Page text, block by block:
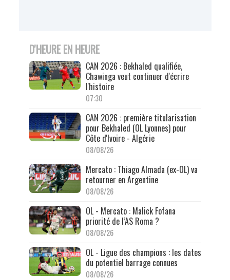
D'HEURE EN HEURE
CAN 2026 : Bekhaled qualifiée,
Chawinga veut continuer d'écrire
l'histoire
07:30
CAN 2026 : première titularisation
pour Bekhaled (OL Lyonnes) pour
Côte d'Ivoire - Algérie
08/08/26
Mercato : Thiago Almada (ex-OL) va
retourner en Argentine
08/08/26
OL - Mercato : Malick Fofana
priorité de l’AS Roma ?
08/08/26
OL - Ligue des champions : les dates
du potentiel barrage connues
08/08/26